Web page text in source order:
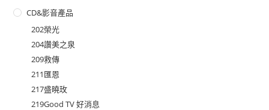
CD&影音產品
202榮光
204讚美之泉
209救傳
211匯恩
217盛曉玫
219Good TV 好消息